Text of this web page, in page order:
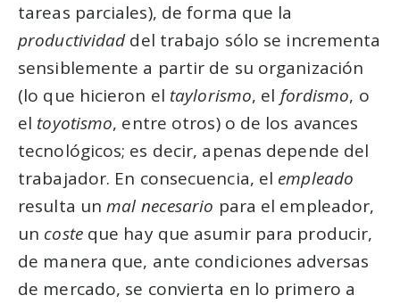
tareas parciales), de forma que la
productividaddel trabajo sólo se incrementa
sensiblemente a partir de su organización
(lo que hicieron el taylorismo, el fordismo, o
el toyotismo, entre otros) o de los avances
tecnológicos; es decir, apenas depende del
trabajador. En consecuencia, el empleado
resulta unmal necesario para el empleador,
un costeque hay que asumir para producir,
de manera que, ante condiciones adversas
de mercado, se convierta en lo primero a